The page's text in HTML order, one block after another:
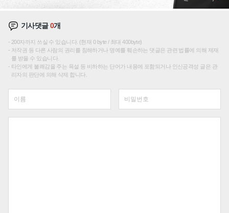
기사댓글0개
200자까지 쓰실 수 있습니다. (현재 0 byte / 최대 400byte)
저작권 등 다른 사람의 권리를 침해하거나 명예를 훼손하는 댓글은 관련 법률에 의해 제재
를 받을 수 있습니다.
타인에게 불쾌감을 주는 욕설 등 비하하는 단어가 내용에 포함되거나 인신공격성 글은 관
리자의 판단에 의해 삭제 합니다.